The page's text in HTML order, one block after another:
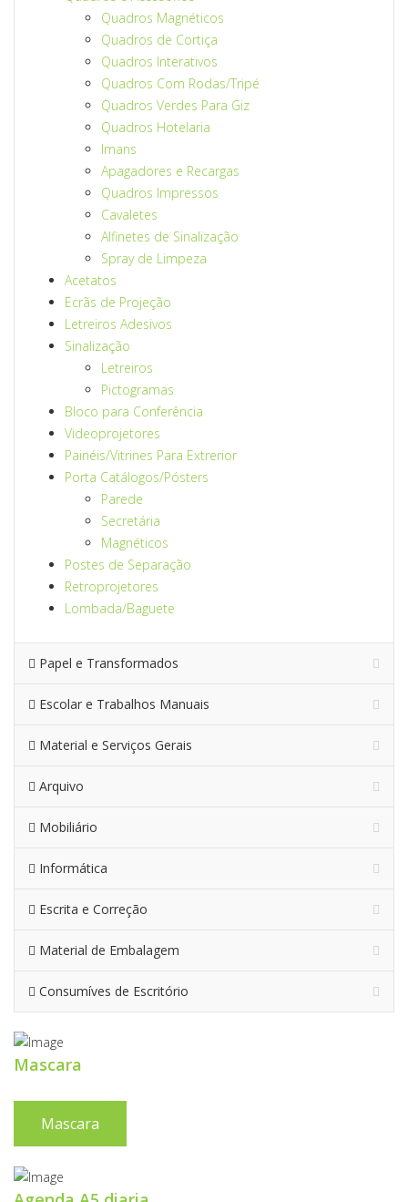
Quadros Magnéticos
Quadros de Cortiça
Quadros Interativos
Quadros Com Rodas/Tripé
Quadros Verdes Para Giz
Quadros Hotelaria
Imans
Apagadores e Recargas
Quadros Impressos
Cavaletes
Alfinetes de Sinalização
Spray de Limpeza
Acetatos
Ecrãs de Projeção
Letreiros Adesivos
Sinalização
Letreiros
Pictogramas
Bloco para Conferência
Videoprojetores
Painéis/Vitrines Para Extrerior
Porta Catálogos/Pósters
Parede
Secretária
Magnéticos
Postes de Separação
Retroprojetores
Lombada/Baguete
Papel e Transformados
Escolar e Trabalhos Manuais
Material e Serviços Gerais
Arquivo
Mobiliário
Informática
Escrita e Correção
Material de Embalagem
Consumíves de Escritório
Mascara
Mascara